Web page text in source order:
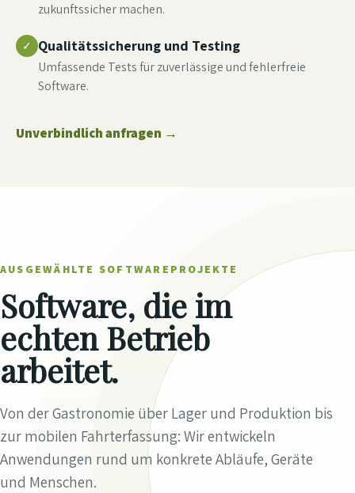
zukunftssicher machen.
✓ Qualitätssicherung und Testing
Umfassende Tests für zuverlässige und fehlerfreie
Software.
Unverbindlich anfragen →
AUSGEWÄHLTE SOFTWAREPROJEKTE
Software, die im
echten Betrieb
arbeitet.
Von der Gastronomie über Lager und Produktion bis
zur mobilen Fahrterfassung: Wir entwickeln
Anwendungen rund um konkrete Abläufe, Geräte
und Menschen.